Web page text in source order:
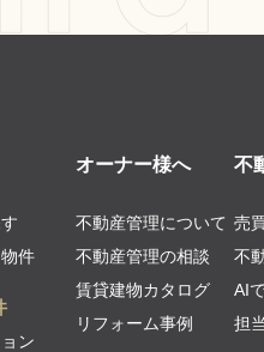
件
ン
オーナー様へ
不動産管理について
不動産管理の相談
賃貸建物カタログ
リフォーム事例
不
売
不
AI
担